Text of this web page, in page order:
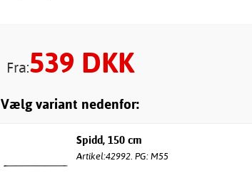
Fra:539 DKK
Vælg variant nedenfor:
Spidd, 150 cm
Artikel:42992. PG: M55